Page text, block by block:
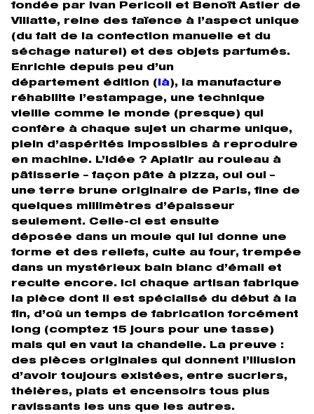
fondée par Ivan Pericoli et Benoît Astier de
Villatte, reine des faïence à l’aspect unique
(du fait de la confection manuelle et du
séchage naturel) et des objets parfumés.
Enrichie depuis peu d’un
département édition ( là), la manufacture
réhabilite l’estampage, une technique
vieille comme le monde (presque) qui
confère à chaque sujet un charme unique,
plein d’aspérités impossibles à reproduire
en machine. L’idée ? Aplatir au rouleau à
pâtisserie – façon pâte à pizza, oui oui –
une terre brune originaire de Paris, fine de
quelques millimètres d’épaisseur
seulement. Celle-ci est ensuite
déposée dans un moule qui lui donne une
forme et des reliefs, cuite au four, trempée
dans un mystérieux bain blanc d’émail et
recuite encore. Ici chaque artisan fabrique
la pièce dont il est spécialisé du début à la
fin, d’où un temps de fabrication forcément
long (comptez 15 jours pour une tasse)
mais qui en vaut la chandelle. La preuve :
des pièces originales qui donnent l’illusion
d’avoir toujours existées, entre sucriers,
théières, plats et encensoirs tous plus
ravissants les uns que les autres.